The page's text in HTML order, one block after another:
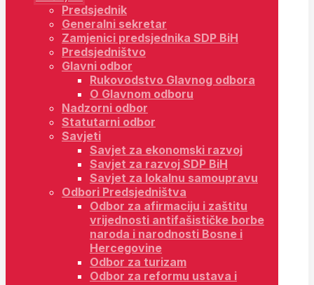
Predsjednik
Generalni sekretar
Zamjenici predsjednika SDP BiH
Predsjedništvo
Glavni odbor
Rukovodstvo Glavnog odbora
O Glavnom odboru
Nadzorni odbor
Statutarni odbor
Savjeti
Savjet za ekonomski razvoj
Savjet za razvoj SDP BiH
Savjet za lokalnu samoupravu
Odbori Predsjedništva
Odbor za afirmaciju i zaštitu
vrijednosti antifašističke borbe
naroda i narodnosti Bosne i
Hercegovine
Odbor za turizam
Odbor za reformu ustava i